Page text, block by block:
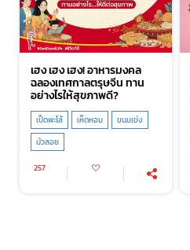
เฮง เฮง เฮง! อาหารมงคล
ฉลองเทศกาลตรุษจีน ทาน
อย่างไรให้สุขภาพดี?
เป็ดพะโล้ เห็ดหอม
ขนมเข่ง
บัวลอย
257